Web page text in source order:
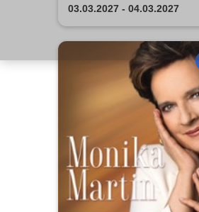
| Florian Poldrack
Zauberkunst
03.03.2027 - 04.03.2027